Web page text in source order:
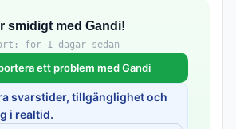
smidigt med Gandi!
för 1 dagar sedan
ett problem med Gandi
svarstider, tillgänglighet och
i realtid.